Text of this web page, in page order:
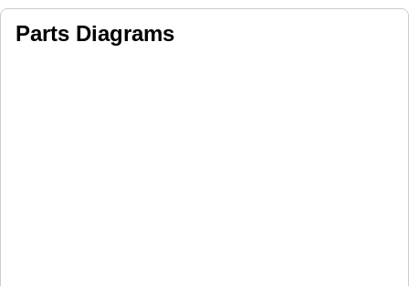
Parts Diagrams